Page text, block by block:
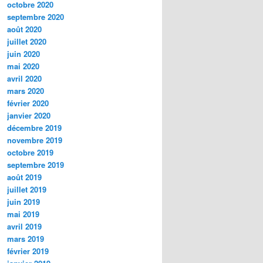
octobre 2020
septembre 2020
août 2020
juillet 2020
juin 2020
mai 2020
avril 2020
mars 2020
février 2020
janvier 2020
décembre 2019
novembre 2019
octobre 2019
septembre 2019
août 2019
juillet 2019
juin 2019
mai 2019
avril 2019
mars 2019
février 2019